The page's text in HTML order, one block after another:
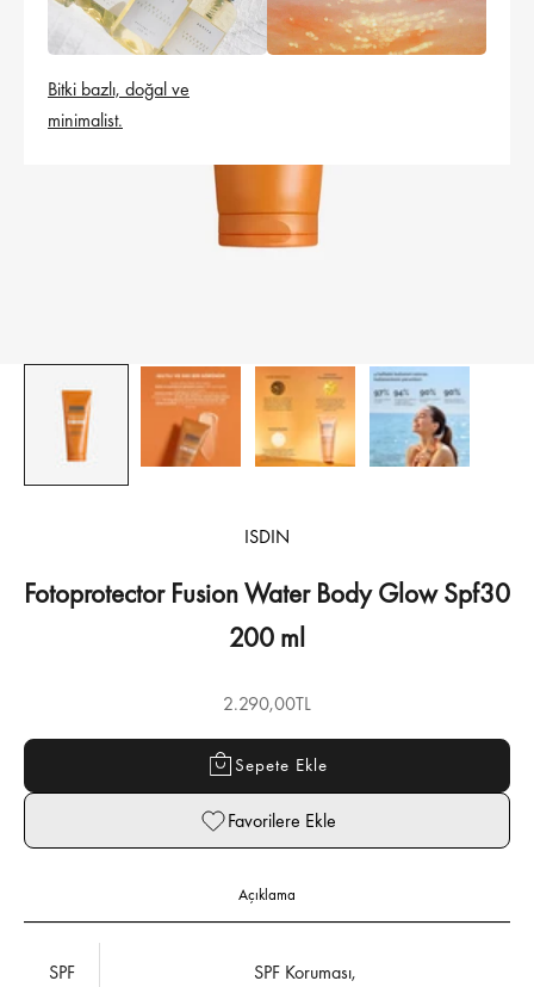
Bitki bazlı, doğal ve
minimalist.
ISDIN
Fotoprotector Fusion Water Body Glow Spf30
200 ml
İndirimli fiyat
2.290,00TL
Sepete Ekle
Favorilere Ekle
Açıklama
SPF SPF Koruması,